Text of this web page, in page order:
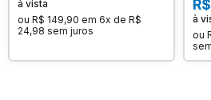
à vista
ou R$ 149,90 em 6x de R$
24,98 sem juros
à
ou